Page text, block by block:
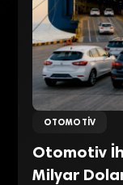
OTOMOTIV
Otomotiv
Milyar